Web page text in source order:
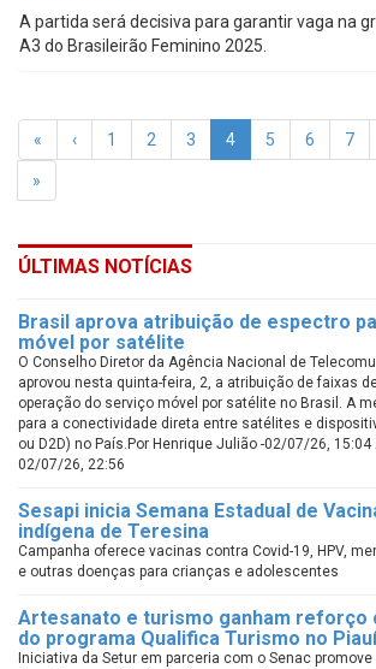
A partida será decisiva para garantir vaga na
A3 do Brasileirão Feminino 2025.
« ‹ 1 2 3 4 5 6 7
»
ÚLTIMAS NOTÍCIAS
Brasil aprova atribuição de espectro
móvel por satélite
O Conselho Diretor da Agência Nacional de
aprovou nesta quinta-feira, 2, a atribuição de faixas
operação do serviço móvel por satélite no Brasil. A
para a conectividade direta entre satélites e
ou D2D) no País.Por Henrique Julião -02/07/26,
02/07/26, 22:56
Sesapi inicia Semana Estadual de
indígena de Teresina
Campanha oferece vacinas contra Covid-19, HPV,
e outras doenças para crianças e adolescentes
Artesanato e turismo ganham reforço
do programa Qualifica Turismo no Piauí
Iniciativa da Setur em parceria com o Senac